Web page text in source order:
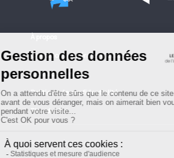
Conditions générales d'utilisation
Contactez-nous
Politique de confidentialité
Plan du site
© 2026 Copyright - Le Catalyseur